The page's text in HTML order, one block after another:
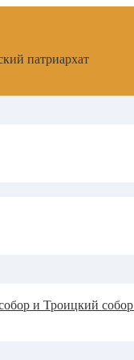
патриархат
и Троицкий собор